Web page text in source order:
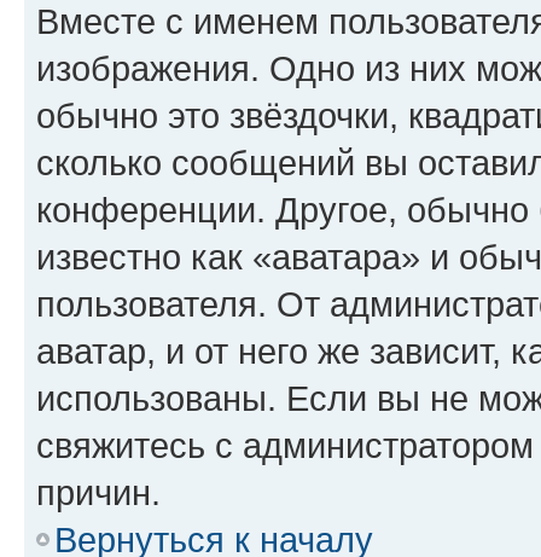
Вместе с именем
изображения. Одно из них
обычно это звёздочки,
сколько сообщений вы
конференции. Другое,
известно как «аватара» и
пользователя. От
аватар, и от него же зависит,
использованы. Если вы не
свяжитесь с
причин.
Вернуться к началу